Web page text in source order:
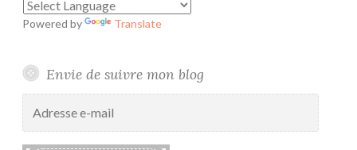
Powered by Translate
Envie de suivre mon blog
mail